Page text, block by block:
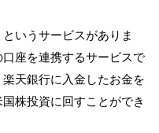
いうサービスがありま
座を連携するサービスで
天銀行に入金したお金を
株投資に回すことができ